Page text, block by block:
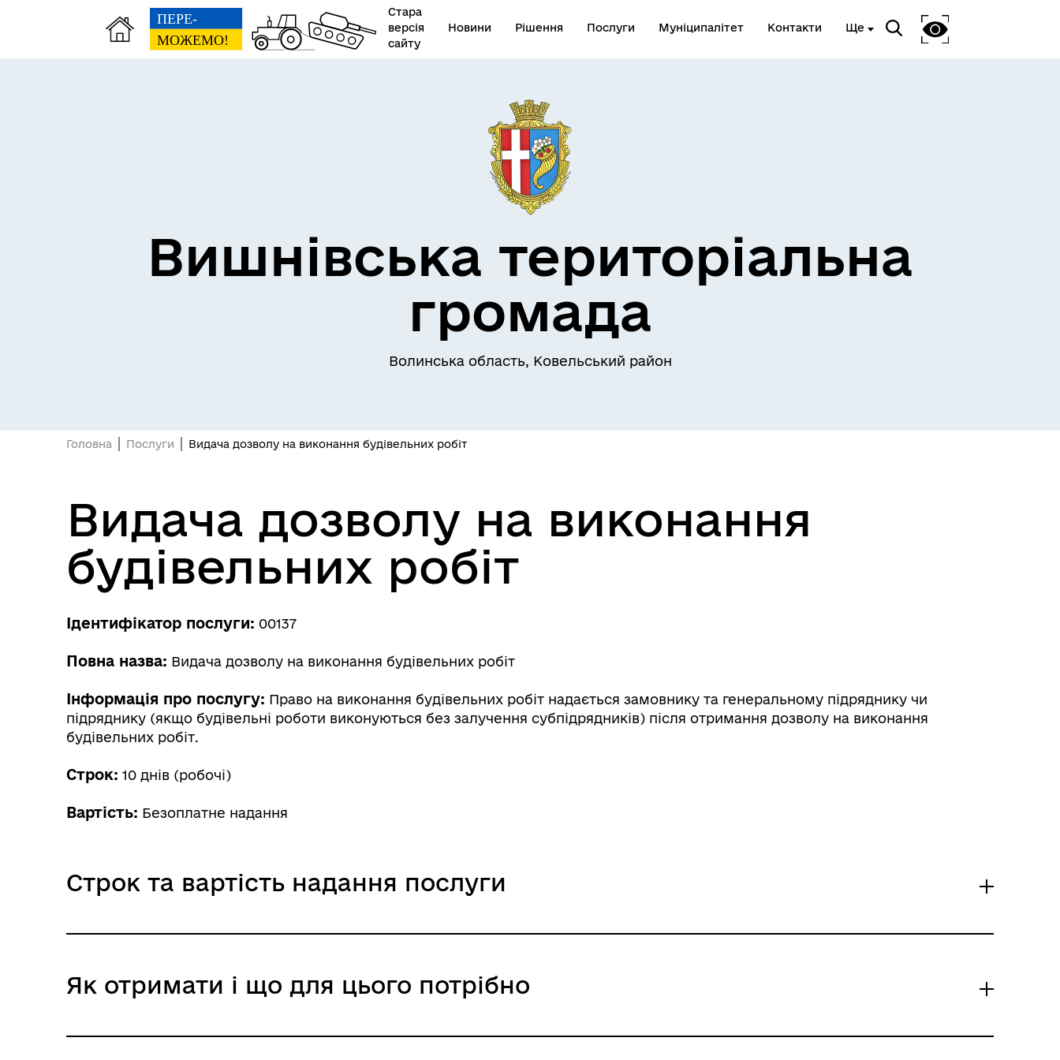
Стара
версія
сайту
Новини Рішення Послуги Муніципалітет Контакти Ще
Відділ з питань юридичного
забезпечення ради
послуг
Служба у справах дітей
Е-довідник закладів
Проєктна діяльність та
інвестиції
Регуляторна діяльність
Вишнівська територіальна
громада
Волинська область, Ковельський район
Головна Послуги Видача дозволу на виконання будівельних робіт
Видача дозволу на виконання
будівельних робіт
Ідентифікатор послуги: 00137
Повна назва: Видача дозволу на виконання будівельних робіт
Інформація про послугу: Право на виконання будівельних робіт надається замовнику та генеральному підряднику чи
підряднику (якщо будівельні роботи виконуються без залучення субпідрядників) після отримання дозволу на виконання
будівельних робіт.
Строк: 10 днів (робочі)
Вартість: Безоплатне надання
Строк та вартість надання послуги
Адміністративний збір: Безоплатне надання / 0 UAH /
Строк надання: 10 днів (робочі)
Як отримати і що для цього потрібно